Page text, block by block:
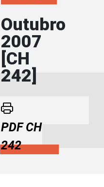
Outubro
2007
[CH
242]
PDF CH
242